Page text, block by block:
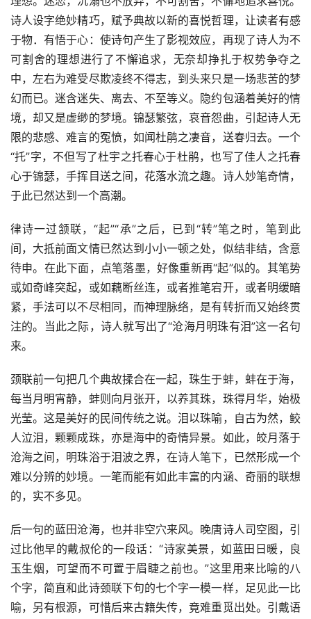
诗人设字绝妙精巧，赋予典故以新的喜悦哲理，让读者有感
于物．有悟于心：使诗句产生了影视效应，再现了诗人为不
可割舍的理想进行了不懈追求，无奈却挣扎于权势争夺之
中，左右为难受尽欺凌终不得志，到头来只是一场悲苦的梦
幻而已。迷含迷失、离去、不至等义。隐约包涵着美好的情
境，却又是虚缈的梦境。锦瑟繁弦，哀音怨曲，引起诗人无
限的悲感、难言的冤愤，如闻杜鹃之凄音，送春归去。一个
“托”字，不但写了杜宇之托春心于杜鹃，也写了佳人之托春
心于锦瑟，手挥目送之间，花落水流之趣。诗人妙笔奇情，
于此已然达到一个高潮。
律诗一过颔联，“起”“承”之后，已到“转”笔之时，笔到此
间，大抵前面文情已然达到小小一顿之处，似结非结，含意
待申。在此下面，点笔落墨，好像重新再“起”似的。其笔势
或如奇峰突起，或如藕断丝连，或者推笔宕开，或者明缓暗
紧，手法可以不尽相同，而神理脉络，是有转折而又始终贯
注的。当此之际，诗人就写出了“沧海月明珠有泪”这一名句
来。
颈联前一句把几个典故揉合在一起，珠生于蚌，蚌在于海，
每当月明宵静，蚌则向月张开，以养其珠，珠得月华，始极
光莹。这是美好的民间传统之说。泪以珠喻，自古为然，鲛
人泣泪，颗颗成珠，亦是海中的奇情异景。如此，皎月落于
沧海之间，明珠浴于泪波之界，在诗人笔下，已然形成一个
难以分辨的妙境。一笔而能有如此丰富的内涵、奇丽的联想
的，实不多见。
后一句的蓝田沧海，也并非空穴来风。晚唐诗人司空图，引
过比他早的戴叔伦的一段话：“诗家美景，如蓝田日暖，良
玉生烟，可望而不可置于眉睫之前也。”这里用来比喻的八
个字，简直和此诗颈联下句的七个字一模一样，足见此一比
喻，另有根源，可惜后来古籍失传，竟难重觅出处。引戴语